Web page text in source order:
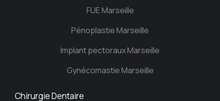
FUE Marseille
Pénoplastie Marseille
Implant pectoraux Marseille
Gynécomastie Marseille
Chirurgie Dentaire